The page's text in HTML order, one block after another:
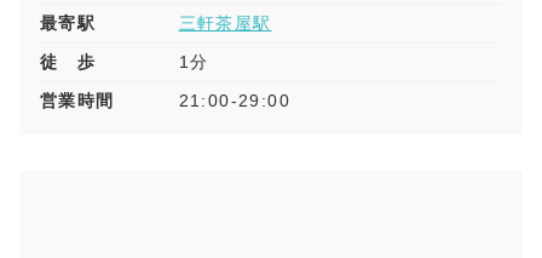
最寄駅
三軒茶屋駅
徒 歩
1分
営業時間
21:00-29:00